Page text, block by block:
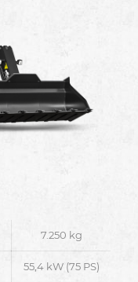
7.250 kg
55,4 kW (75 PS)